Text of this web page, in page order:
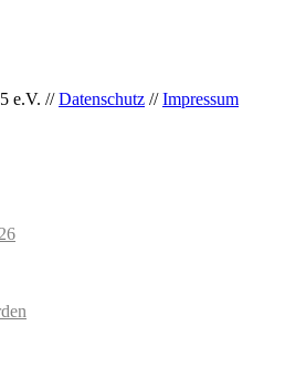
e.V. //Datenschutz //Impressum